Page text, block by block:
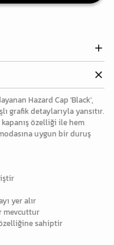
Hazard Cap 'Black',
grafik detaylarıyla yansıtır.
özelliği ile hem
uygun bir duruş
yer alır
mevcuttur
sahiptir